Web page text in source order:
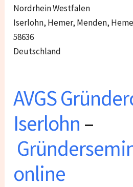
Nordrhein Westfalen
Iserlohn, Hemer, Menden,
58636
Deutschland
AVGS
Iserlohn –
online